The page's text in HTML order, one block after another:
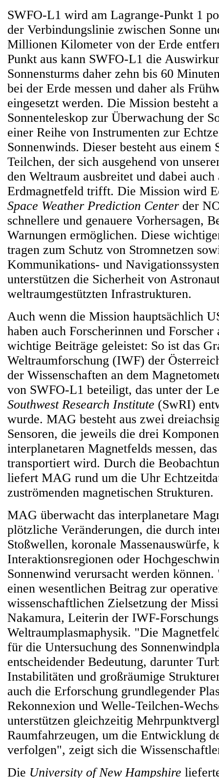
SWFO-L1 wird am Lagrange-Punkt 1
der Verbindungslinie zwischen Sonne
Millionen Kilometer von der Erde
Punkt aus kann SWFO-L1 die
Sonnensturms daher zehn bis 60
bei der Erde messen und daher als
eingesetzt werden. Die Mission besteht
Sonnenteleskop zur Überwachung der
einer Reihe von Instrumenten zur
Sonnenwinds. Dieser besteht aus einem
Teilchen, der sich ausgehend von
den Weltraum ausbreitet und dabei auch
Erdmagnetfeld trifft. Die Mission wird
Space Weather Prediction Center der
schnellere und genauere Vorhersagen,
Warnungen ermöglichen. Diese
tragen zum Schutz von Stromnetzen
Kommunikations- und
unterstützen die Sicherheit von
weltraumgestützten Infrastrukturen.
Auch wenn die Mission hauptsächlich
haben auch Forscherinnen und Forscher
wichtige Beiträge geleistet: So ist das
Weltraumforschung (IWF) der
der Wissenschaften an dem
von SWFO-L1 beteiligt, das unter der
Southwest Research Institute (SwRI)
wurde. MAG besteht aus zwei
Sensoren, die jeweils die drei
interplanetaren Magnetfelds messen,
transportiert wird. Durch die
liefert MAG rund um die Uhr
zuströmenden magnetischen Strukturen.
MAG überwacht das interplanetare
plötzliche Veränderungen, die durch
Stoßwellen, koronale Massenauswürfe,
Interaktionsregionen oder
Sonnenwind verursacht werden
einen wesentlichen Beitrag zur
wissenschaftlichen Zielsetzung der
Nakamura, Leiterin der IWF-
Weltraumplasmaphysik. "Die
für die Untersuchung des
entscheidender Bedeutung, darunter
Instabilitäten und großräumige
auch die Erforschung grundlegender
Rekonnexion und Welle-Teilchen-
unterstützen gleichzeitig
Raumfahrzeugen, um die Entwicklung
verfolgen", zeigt sich die
Die University of New Hampshire